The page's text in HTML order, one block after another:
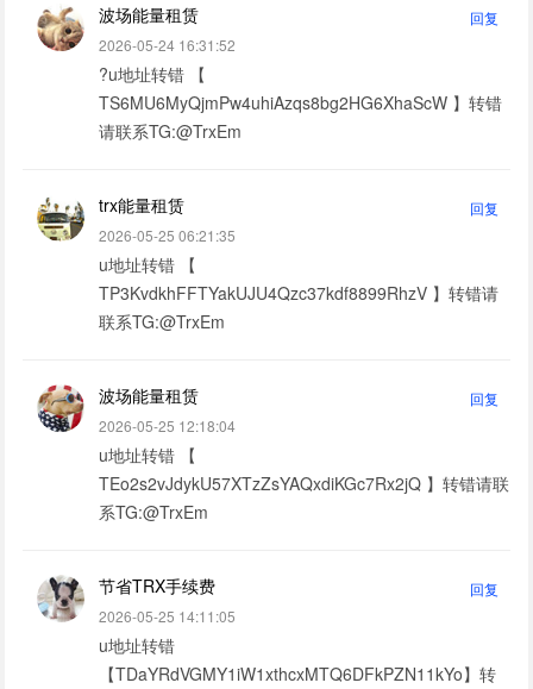
波场能量租赁
回复
2026-05-24 16:31:52
?u地址转错 【
TS6MU6MyQjmPw4uhiAzqs8bg2HG6XhaScW 】转错
请联系TG:@TrxEm
trx能量租赁
回复
2026-05-25 06:21:35
u地址转错 【
TP3KvdkhFFTYakUJU4Qzc37kdf8899RhzV 】转错请
联系TG:@TrxEm
波场能量租赁
回复
2026-05-25 12:18:04
u地址转错 【
TEo2s2vJdykU57XTzZsYAQxdiKGc7Rx2jQ 】转错请联
系TG:@TrxEm
节省TRX手续费
回复
2026-05-25 14:11:05
u地址转错
【TDaYRdVGMY1iW1xthcxMTQ6DFkPZN11kYo】转